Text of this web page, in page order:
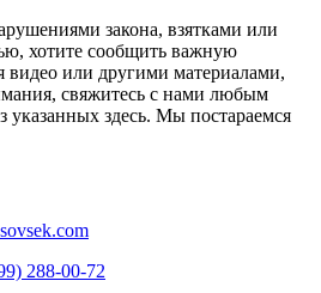
закона, взятками или
хотите сообщить важную
или другими материалами,
свяжитесь с нами любым
указанных здесь. Мы постараемся
288-00-72